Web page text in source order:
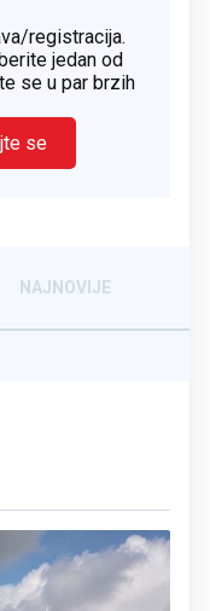
registracija.
jedan od
se u par brzih
se
NAJNOVIJE